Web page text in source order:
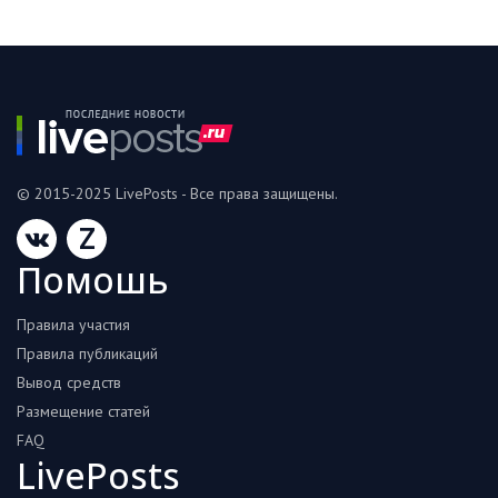
© 2015-2025 LivePosts - Все права защищены.
Z
Помошь
Правила участия
Правила публикаций
Вывод средств
Размещение статей
FAQ
LivePosts